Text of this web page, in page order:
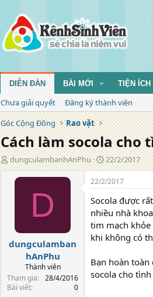
DIỄN ĐÀN BÀI MỚI TIỆN ÍCH
Chưa giải quyết
Đăng ký thành viên
Góc Cộng Đồng
Rao vặt
Cách làm socola cho
T
á
dungculambanhAnPhu
N
g
à
y
đ
ă
n
g
22/2/2017
D
dungculamban
hAnPhu
Thành viên
Tham gia
28/4/2016
Bài viết
0
22/2/2017
Socola được
nhiều nhà
tim mạch
khi không có
Bạn hoàn
socola cho